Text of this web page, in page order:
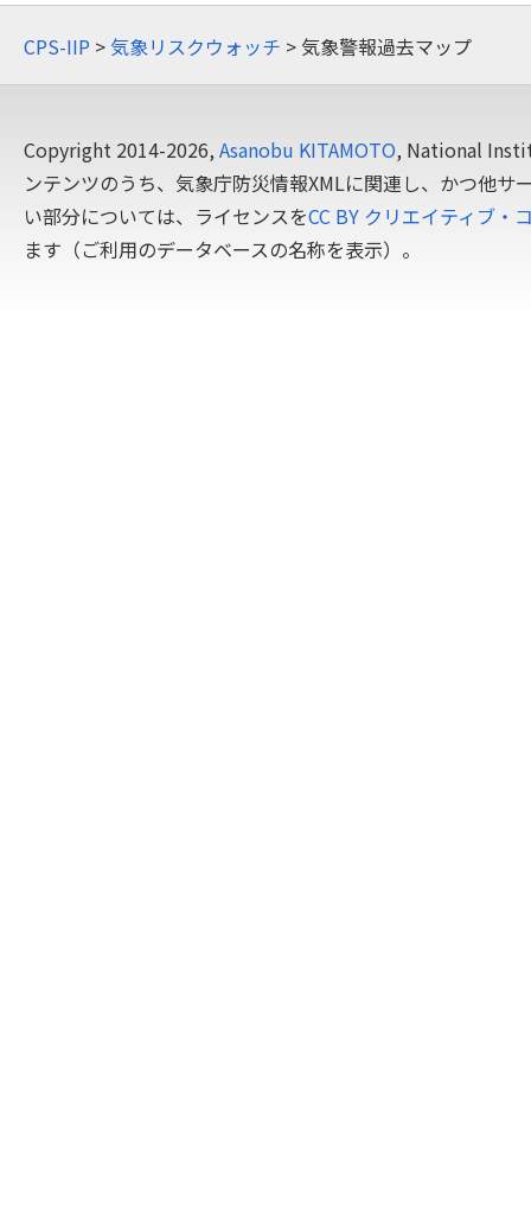
CPS-IIP >気象リスクウォッチ > 気象警報過去マップ
Copyright 2014-2026, Asanobu KITAMOTO, National
ンテンツのうち、気象庁防災情報XMLに関連し、かつ他サ
い部分については、ライセンスをCC BY クリエイティブ・
ます（ご利用のデータベースの名称を表示）。